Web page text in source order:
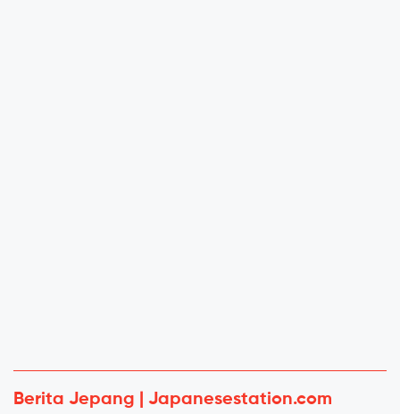
Berita Jepang | Japanesestation.com